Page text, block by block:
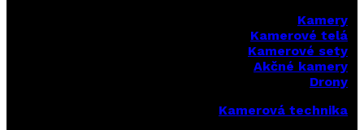
Kamery
Kamerové telá
Kamerové sety
Akčné kamery
Drony
Kamerová technika